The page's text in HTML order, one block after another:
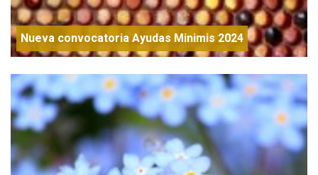
Nueva convocatoria Ayudas Minimis 2024